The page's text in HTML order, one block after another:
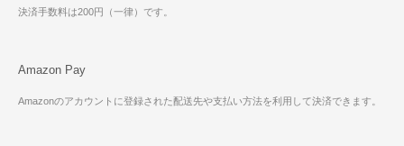
決済手数料は200円（一律）です。
Amazon Pay
Amazonのアカウントに登録された配送先や支払い方法を利用して決済できます。